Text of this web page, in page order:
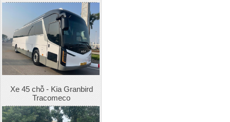
Xe 45 chỗ - Kia Granbird
Tracomeco